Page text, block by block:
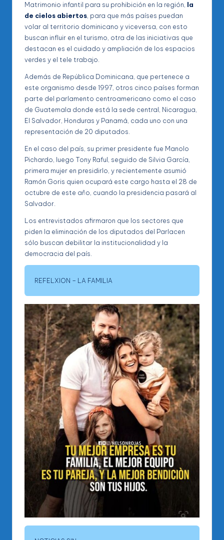
Matrimonio infantil para su prohibición en la región, la
de cielos abiertos, para que más países puedan
volar al territorio dominicano y viceversa, con esto
buscan influir en el turismo, otra de las iniciativas que
destacan es el cuidado y ampliación de los espacios
verdes y el tele trabajo.
Además de República Dominicana, que pertenece a
este organismo desde 1997, otros cinco países forman
parte del parlamento centroamericano como el caso
de Guatemala donde está la sede central, Nicaragua,
El Salvador, Honduras y Panamá, cada uno con una
representación de 20 diputados.
En el caso del país, su primer presidente fue Manolo
Pichardo, luego Tony Raful, seguido de Silvia García,
primera mujer en presidirlo, y recientemente asumió
Ramón Goris quien ocupará este cargo hasta el 28 de
octubre de este año, cuando la presidencia pasará al
Salvador.
Los entrevistados afirmaron que los sectores que
piden la eliminación de los diputados del Parlacen
sólo buscan debilitar la institucionalidad y la
democracia del país.
REFELXION – LA FAMILIA